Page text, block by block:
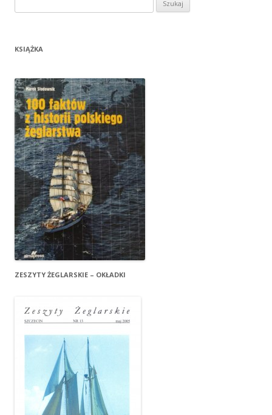
KSIĄŻKA
ZESZYTY ŻEGLARSKIE – OKŁADKI